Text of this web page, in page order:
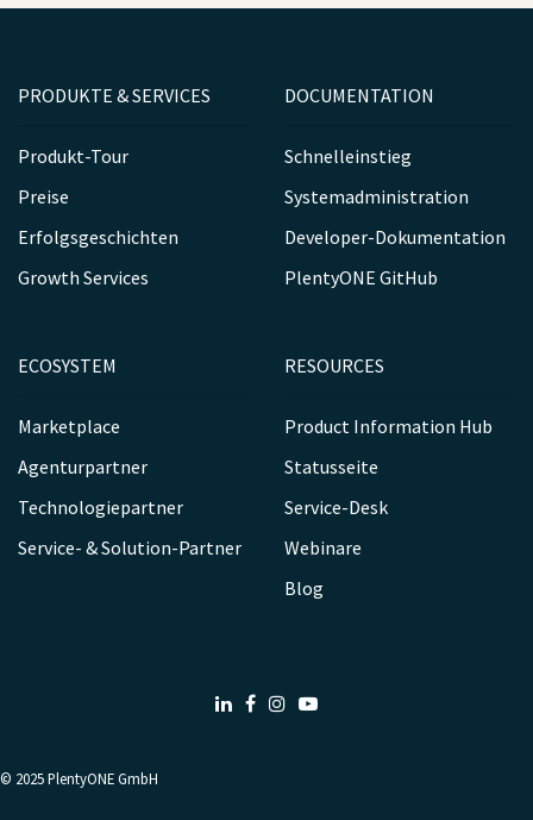
PRODUKTE & SERVICES
Produkt-Tour
Preise
Erfolgsgeschichten
Growth Services
DOCUMENTATION
Schnelleinstieg
Systemadministration
Developer-Dokumentation
PlentyONE GitHub
ECOSYSTEM
Marketplace
Agenturpartner
Technologiepartner
Service- & Solution-Partner
RESOURCES
Product Information Hub
Statusseite
Service-Desk
Webinare
Blog
LinkedIn
FacebookInstagram
© 2025PlentyONE GmbH